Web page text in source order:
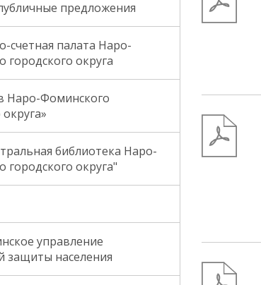
предложения
счетная палата Наро-
городского округа
Наро-Фоминского
библиотека Наро-
городского округа"
управление
защиты населения